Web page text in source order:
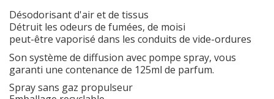
Désodorisant d'air et de tissus
Détruit les odeurs de fumées, de moisi
peut-être vaporisé dans les conduits de vide-ordures
Son système de diffusion avec pompe spray, vous
garanti une contenance de 125ml de parfum.
Spray sans gaz propulseur